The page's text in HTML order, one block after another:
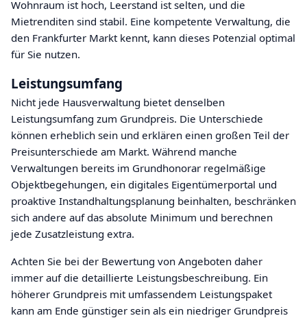
Wohnraum ist hoch, Leerstand ist selten, und die
Mietrenditen sind stabil. Eine kompetente Verwaltung, die
den Frankfurter Markt kennt, kann dieses Potenzial optimal
für Sie nutzen.
Leistungsumfang
Nicht jede Hausverwaltung bietet denselben
Leistungsumfang zum Grundpreis. Die Unterschiede
können erheblich sein und erklären einen großen Teil der
Preisunterschiede am Markt. Während manche
Verwaltungen bereits im Grundhonorar regelmäßige
Objektbegehungen, ein digitales Eigentümerportal und
proaktive Instandhaltungsplanung beinhalten, beschränken
sich andere auf das absolute Minimum und berechnen
jede Zusatzleistung extra.
Achten Sie bei der Bewertung von Angeboten daher
immer auf die detaillierte Leistungsbeschreibung. Ein
höherer Grundpreis mit umfassendem Leistungspaket
kann am Ende günstiger sein als ein niedriger Grundpreis